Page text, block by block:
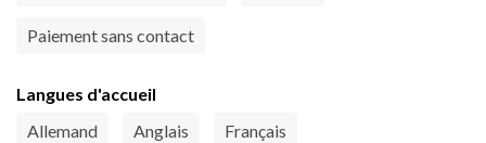
Paiement sans contact
Langues d'accueil
Allemand
Anglais Français